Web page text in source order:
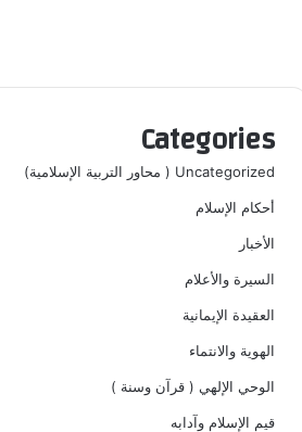
Categories
Uncategorized ( محاور التربية الإسلامية)
أحكام الإسلام
الأخبار
السيرة والأعلام
العقيدة الإيمانية
الهوية والانتماء
الوحي الإلهي ( قرآن وسنة )
قيم الإسلام وآدابه